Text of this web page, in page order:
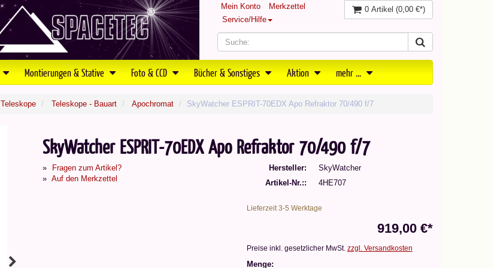
Mein Konto
Merkzettel
Service/Hilfe
0 Artikel (0,00 €*)
Montierungen & Stative Foto & CCD Bücher & Sonstiges Aktion mehr ...
Teleskope Teleskope - Bauart Apochromat SkyWatcher ESPRIT-70EDX Apo Refraktor 70/490 f/7
SkyWatcher ESPRIT-70EDX Apo Refraktor 70/490 f/7
Fragen zum Artikel?
Auf den Merkzettel
Hersteller
SkyWatcher
Artikel-Nr.:
4HE707
Lieferzeit 3-5 Werktage
919,00 €*
Preise inkl. gesetzlicher MwSt. zzgl. Versandkosten
Menge: